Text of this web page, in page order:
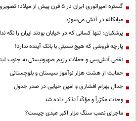
گستره امپراتوری ایران در ۵ قرن پیش از میلاد؛ تصویری از ایران ۲۵ قرن پیش
میانکاله در آتش می‌سوزد
پزشکیان: تنها کسانی که در خیابان بودند ایران را
پارچه فروشی که هیچ نسبتی با بانک آینده ندارد!
نقض آتش‌بس و حملات رژیم صهیونیستی به جنوب
حمایت از هشت هزار نوآموز سیستان و بلوچستانی
جدال بهرام افشاری و امین حیایی در صدر جدول
وحدت مکرّراً و مؤکّداً تذکر داده شد
ماجرای نصب سنگ مزار اکبر عبدی چیست؟